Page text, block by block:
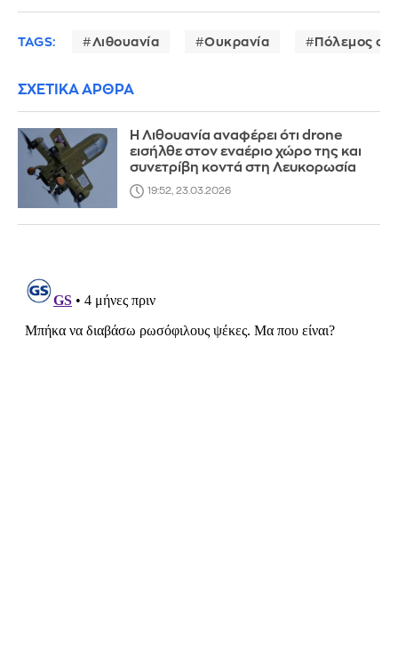
TAGS: Λιθουανία Ουκρανία Πόλεμος
ΣΧΕΤΙΚΑ ΑΡΘΡΑ
Η Λιθουανία αναφέρει ότι drone
εισήλθε στον εναέριο χώρο της και
συνετρίβη κοντά στη Λευκορωσία
19:52, 23.03.2026